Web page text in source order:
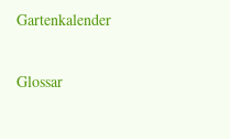
Gartenkalender
Glossar